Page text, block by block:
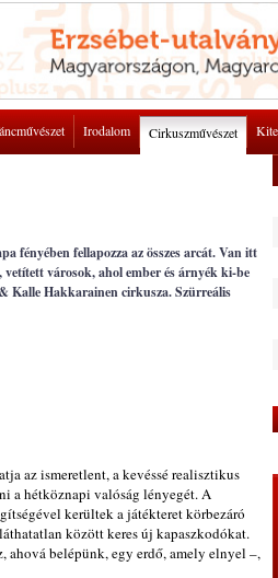
Irodalom Cirkuszművészet
fényében fellapozza az összes arcát. Van itt
városok, ahol ember és árnyék ki-be
Kalle Hakkarainen cirkusza. Szürreális
az ismeretlent, a kevéssé realisztikus
a hétköznapi valóság lényegét. A
kerültek a játékteret körbezáró
között keres új kapaszkodókat.
belépünk, egy erdő, amely elnyel –,